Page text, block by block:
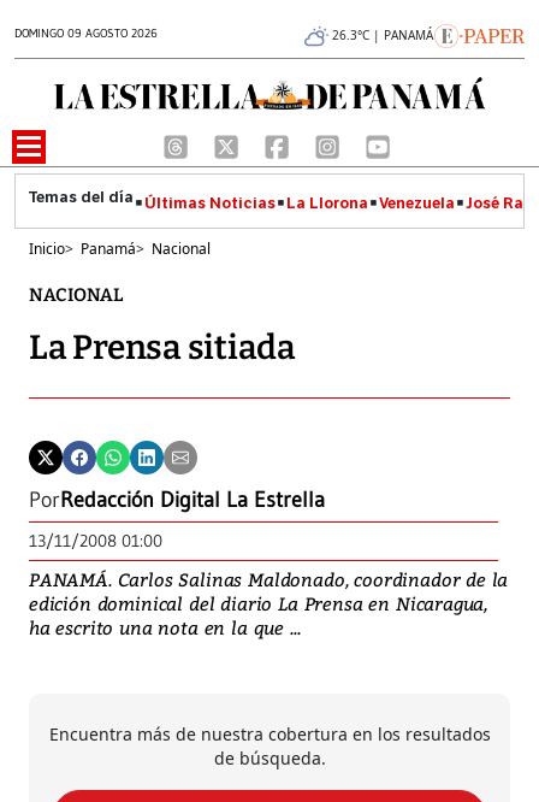
DOMINGO 09 AGOSTO 2026 26.3°C | PANAMÁ
Últimas Noticias La Llorona Venezuela José
Inicio> Panamá> Nacional
NACIONAL
La Prensa sitiada
PorRedacción Digital La Estrella
13/11/2008 01:00
PANAMÁ. Carlos Salinas Maldonado, coordinador de la
edición dominical del diario La Prensa en Nicaragua,
ha escrito una nota en la que ...
Encuentra más de nuestra cobertura en los resultados
de búsqueda.